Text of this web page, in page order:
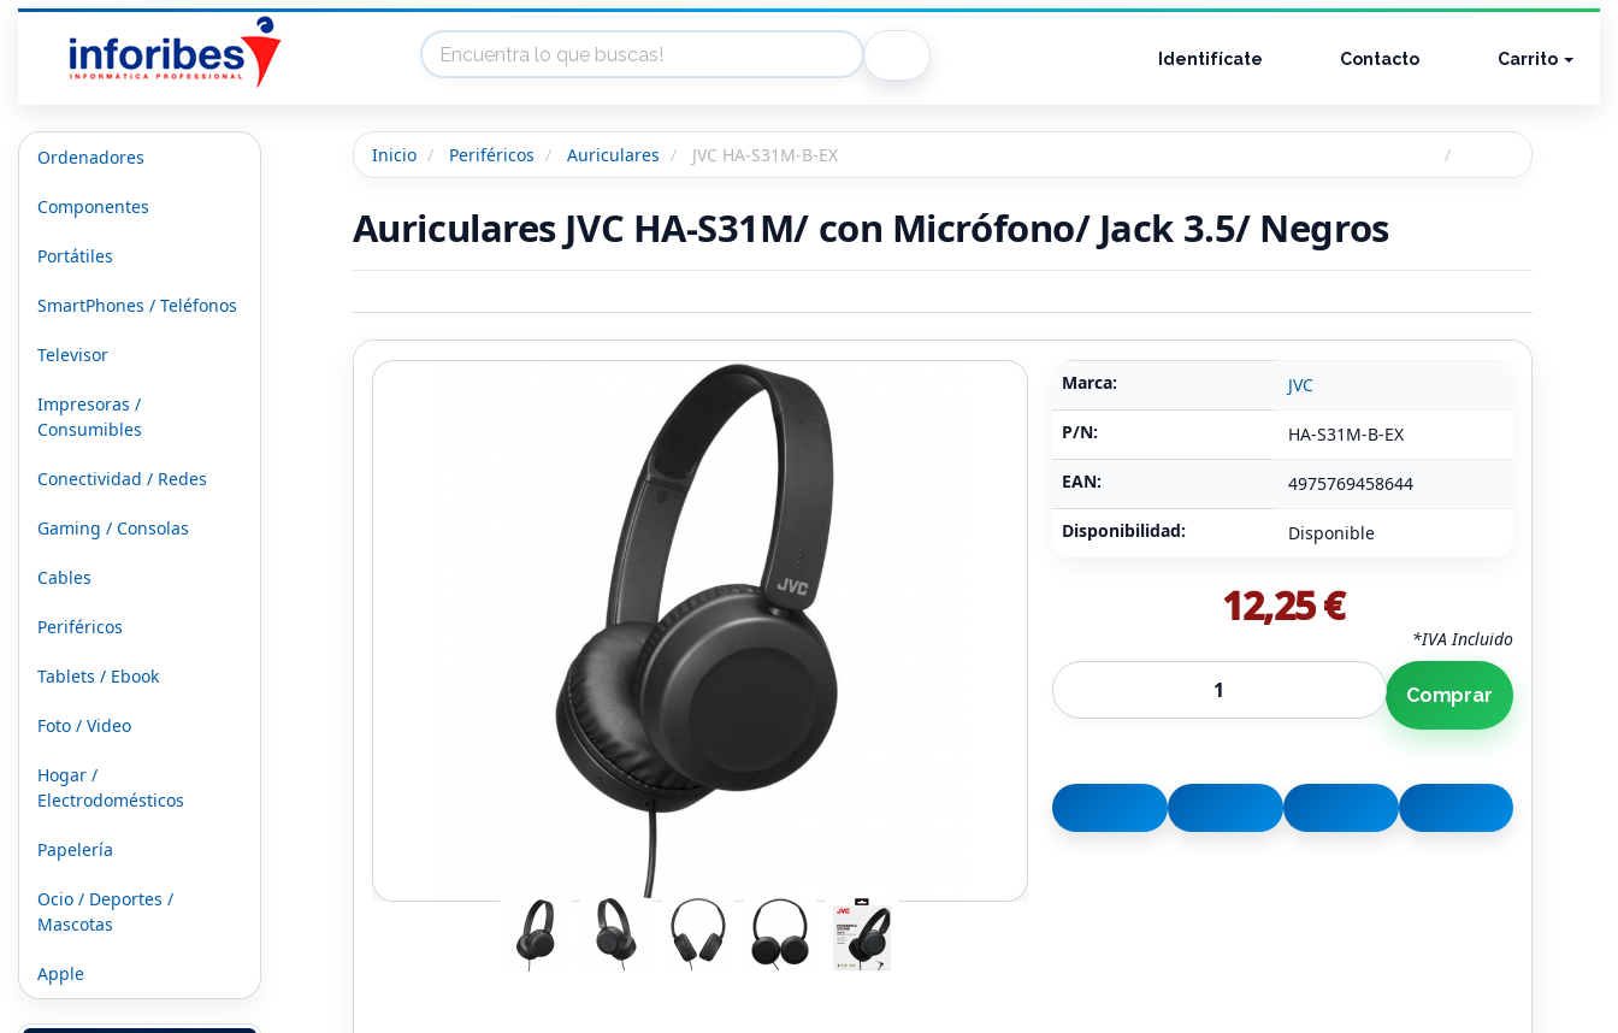
Identifícate Contacto Carrito
Ordenadores
Componentes
Portátiles
SmartPhones / Teléfonos
Televisor
Impresoras /
Consumibles
Conectividad / Redes
Gaming / Consolas
Cables
Periféricos
Tablets / Ebook
Foto / Video
Hogar /
Electrodomésticos
Papelería
Ocio / Deportes /
Mascotas
Apple
Inicio Periféricos Auriculares JVC HA-S31M-B-EX
Auriculares JVC HA-S31M/ con Micrófono/ Jack 3.5/ Negros
Marca: JVC
P/N: HA-S31M-B-EX
EAN: 4975769458644
Disponibilidad: Disponible
12,25 €
*IVA Incluido
Comprar